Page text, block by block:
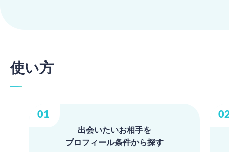
使い方
出会いたいお相手を
プロフィール条件から探す